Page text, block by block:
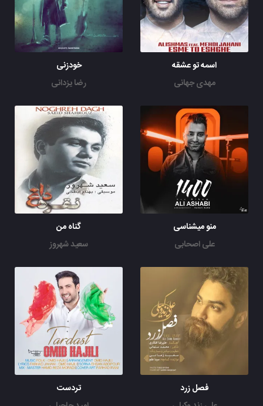
اسمه تو عشقه
مهدی جهانی
خودزنی
رضا یزدانی
منو میشناسی
علی اصحابی
گناه من
سعید شهروز
فصل زرد
تردست